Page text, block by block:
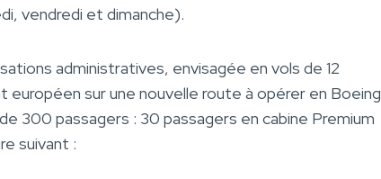
vendredi et dimanche).
administratives, envisagée en vols de 12
européen sur une nouvelle route à opérer en Boeing
300 passagers : 30 passagers en cabine Premium
suivant :